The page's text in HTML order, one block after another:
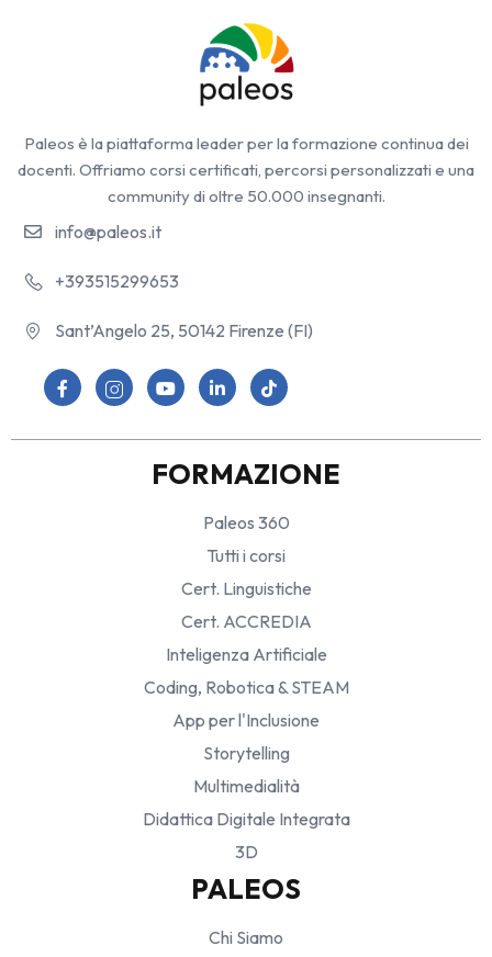
Paleos è la piattaforma leader per la formazione continua dei
docenti. Offriamo corsi certificati, percorsi personalizzati e una
community di oltre 50.000 insegnanti.
info@paleos.it
+393515299653
Sant’Angelo 25, 50142 Firenze (FI)
FORMAZIONE
Paleos 360
Tutti i corsi
Cert. Linguistiche
Cert. ACCREDIA
Inteligenza Artificiale
Coding, Robotica & STEAM
App per l'Inclusione
Storytelling
Multimedialità
Didattica Digitale Integrata
3D
PALEOS
Chi Siamo